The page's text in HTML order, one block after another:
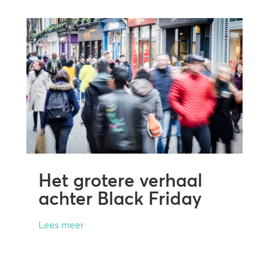
Het grotere verhaal
achter Black Friday
Lees meer